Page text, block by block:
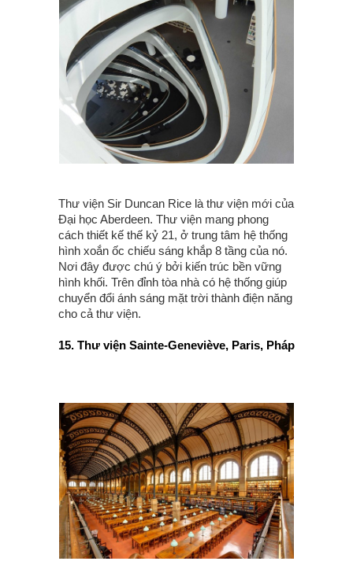
Thư viện Sir Duncan Rice là thư viện mới của
Đại học Aberdeen. Thư viện mang phong
cách thiết kế thế kỷ 21, ở trung tâm hệ thống
hình xoắn ốc chiếu sáng khắp 8 tầng của nó.
Nơi đây được chú ý bởi kiến trúc bền vững
hình khối. Trên đỉnh tòa nhà có hệ thống giúp
chuyển đổi ánh sáng mặt trời thành điện năng
cho cả thư viện.
15. Thư viện Sainte-Geneviève, Paris, Pháp